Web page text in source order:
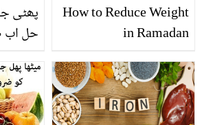
پھٹی
چہرے
کہ
آئیں؟
How to Reduce Weight
in Ramadan